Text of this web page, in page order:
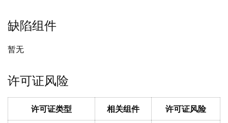
缺陷组件
暂无
许可证风险
许可证类型 相关组件 许可证风险